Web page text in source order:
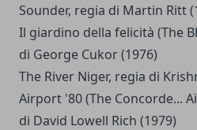
Sounder, regia di Martin Ritt
Il giardino della felicità (The
di George Cukor (1976)
The River Niger, regia di
Airport '80 (The Concorde...
di David Lowell Rich (1979)